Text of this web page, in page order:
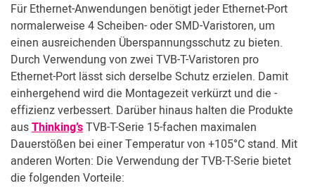
Für Ethernet-Anwendungen benötigt jeder Ethernet-Port
normalerweise 4 Scheiben- oder SMD-Varistoren, um
einen ausreichenden Überspannungsschutz zu bieten.
Durch Verwendung von zwei TVB-T-Varistoren pro
Ethernet-Port lässt sich derselbe Schutz erzielen. Damit
einhergehend wird die Montagezeit verkürzt und die -
effizienz verbessert. Darüber hinaus halten die Produkte
ausThinking’sTVB-T-Serie 15-fachen maximalen
Dauerstößen bei einer Temperatur von +105°C stand. Mit
anderen Worten: Die Verwendung der TVB-T-Serie bietet
die folgenden Vorteile: